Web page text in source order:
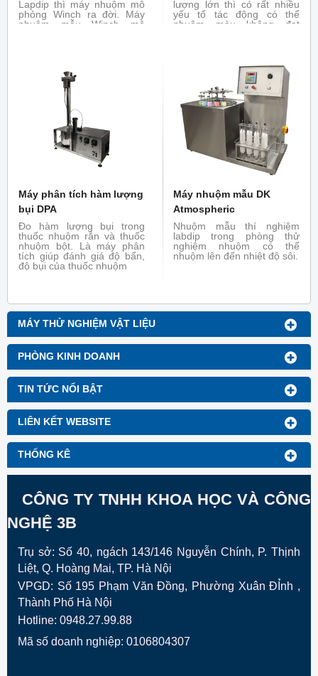
MÁY THỬ NGHIỆM VẬT LIỆU
PHÒNG KINH DOANH
TIN TỨC NỔI BẬT
LIÊN KẾT WEBSITE
THỐNG KÊ
Lapdip thì máy nhuộm mô
phỏng Winch ra đời. Máy
nhuộm mẫu Winch mô
lượng lớn thì có rất nhiều
yếu tố tác động có thể
nhuộm màu không đạt
vải khi nhuộm giống với
mẫu nhuộm Lapdip thì máy
nhuộm mô phỏng ra đời.
Máy nhuộm mẫu Jig mô
phỏng chức năng của máy
nhuộm Jigger thực tế, có
thể nhuộm như máy thực tế
Máy phân tích hàm lượng
bụi DPA
Đo hàm lượng bụi trong
thuốc nhuộm rắn và thuốc
nhuộm bột. Là máy phân
tích giúp đánh giá độ bẩn,
độ bụi của thuốc nhuộm
Máy nhuộm mẫu DK
Atmospheric
Nhuộm mẫu thí nghiệm
labdip trong phòng thử
nghiệm nhuộm có thể
nhuộm lên đến nhiệt độ sôi.
CÔNG TY TNHH KHOA HỌC VÀ CÔNG
NGHỆ 3B
Trụ sở: Số 40, ngách 143/146 Nguyễn Chính, P. Thịnh
Liệt, Q. Hoàng Mai, TP. Hà Nội
VPGD: Số 195 Phạm Văn Đồng, Phường Xuân ĐỈnh ,
Thành Phố Hà Nội
Hotline: 0948.27.99.88
Mã số doanh nghiệp: 0106804307